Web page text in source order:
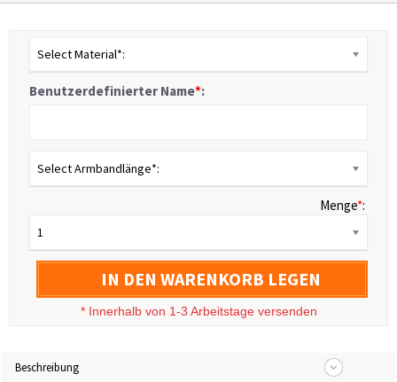
Select Material*:
Benutzerdefinierter Name*:
Select Armbandlänge*:
Menge*:
1
IN DEN WARENKORB LEGEN
* Innerhalb von 1-3 Arbeitstage versenden
Beschreibung